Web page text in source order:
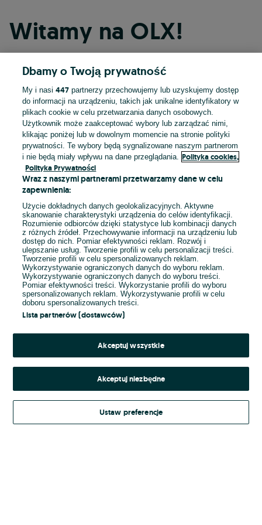
Witamy na OLX!
Kontynuuj przez Facebooka
Kontynuuj przez konto Apple
Kontynuuj przez konto Google
LUB
E-mail
Hasło
Kontynuując za pośrednictwem jednego z dostawców wskazanych powyżej,
Regulamin serwisu OLX.pl w jego aktualnym brzmieniu.
Dbamy o Twoją prywatność
My i nasi447 partnerzy przechowujemy lub uzyskujemy dostęp
do informacji na urządzeniu, takich jak unikalne identyfikatory w
plikach cookie w celu przetwarzania danych osobowych.
Użytkownik może zaakceptować wybory lub zarządzać nimi,
klikając poniżej lub w dowolnym momencie na stronie polityki
prywatności. Te wybory będą sygnalizowane naszym partnerom
i nie będą miały wpływu na dane przeglądania.
Polityka cookies,
Polityka Prywatności
Wraz z naszymi partnerami przetwarzamy dane w celu
zapewnienia:
Użycie dokładnych danych geolokalizacyjnych. Aktywne
skanowanie charakterystyki urządzenia do celów identyfikacji.
Rozumienie odbiorców dzięki statystyce lub kombinacji danych
z różnych źródeł. Przechowywanie informacji na urządzeniu lub
dostęp do nich. Pomiar efektywności reklam. Rozwój i
ulepszanie usług. Tworzenie profili w celu personalizacji treści.
Tworzenie profili w celu spersonalizowanych reklam.
Wykorzystywanie ograniczonych danych do wyboru reklam.
Wykorzystywanie ograniczonych danych do wyboru treści.
Pomiar efektywności treści. Wykorzystanie profili do wyboru
spersonalizowanych reklam. Wykorzystywanie profili w celu
doboru spersonalizowanych treści.
Lista partnerów (dostawców)
Akceptuj wszystkie
Akceptuj niezbędne
Ustaw preferencje